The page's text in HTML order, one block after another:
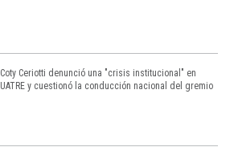
Coty Ceriotti denunció una "crisis institucional" en
UATRE y cuestionó la conducción nacional del gremio